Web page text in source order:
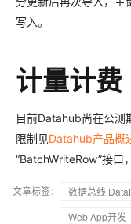
写入。
计量计费
目前Datahub尚在公测
限制见Datahub产品概
“BatchWriteRow”接口，
文章标签： 数据总线
Web App开发